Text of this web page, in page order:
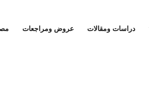
دراسات ومقالات عروض ومراجعات